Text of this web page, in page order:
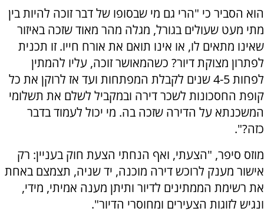
הוא הסביר כי "הרי גם מי שבסופו של דבר זוכה להיות בין
מתי מעט שעולים בגורל, מגלה מהר מאוד שזכה באיזור
שאינו מתאים לו, או אינו תואם את אורח חייו. זו תכנית
לפתרון מצוקת דיור? כשהמאושר זוכה, עליו להמתין
לפחות 4-5 שנים לקבלת המפתחות ועד אז לרוקן את כל
קופת החסכונות לשכר דירה ובמקביל לשלם את תשלומי
המשכנתא על הדירה שזכה בה. מי יכול לעמוד בדבר
כזה?".
מוזס סיפר, "הצעתי, ואף הנחתי הצעת חוק בעניין: רק
אישור מענק לרוכש דירה מוכנה, יד שניה, תצמצם באחת
את רשימת הממתינים לדיור ותיתן מענה אמיתי, מידי,
ונגיש לזוגות הצעירים ומחוסרי הדיור".